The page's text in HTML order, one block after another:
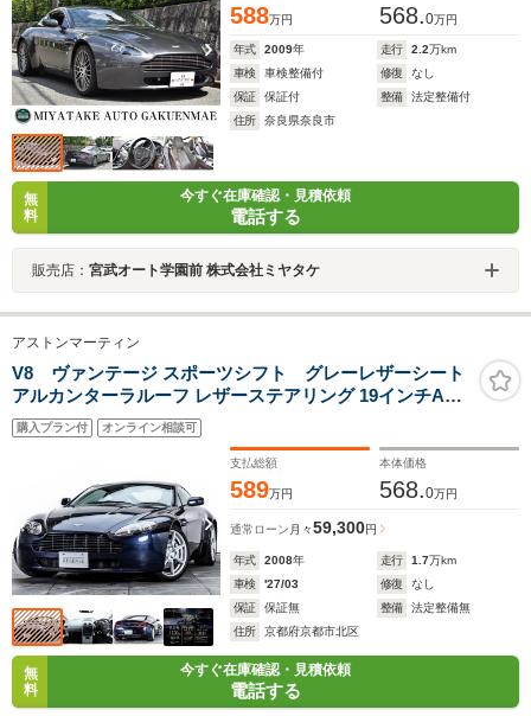
588万円 568.0万円
年式 2009年 走行 2.2万km
車検
車検整備付 修復
なし
保証
保証付 整備
法定整備付
住所
奈良県奈良市
無
料
今すぐ在庫確認・見積依頼
電話する
販売店： 宮武オート学園前 株式会社ミヤタケ
アストンマーティン
V8 ヴァンテージ スポーツシフト グレーレザーシート
アルカンターラルーフ レザーステアリング 19インチAW
純正オーディオ パワーシート パークセンサー 走行
17000km
購入プラン付 オンライン相談可
支払総額
589万円
本体価格
568.0万円
通常ローン 月々59,300円
年式 2008年 走行 1.7万km
車検
'27/03 修復
なし
保証
保証無 整備
法定整備無
住所
京都府京都市北区
無
料
今すぐ在庫確認・見積依頼
電話する